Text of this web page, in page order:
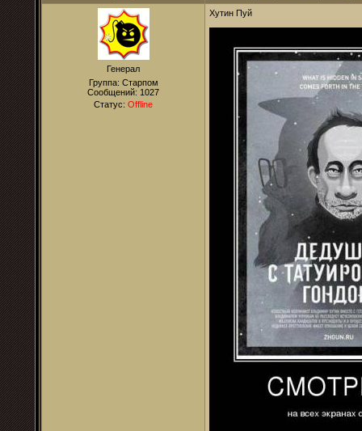
Генерал
Группа: Старпом
Сообщений: 1027
Статус: Offline
Хутин Пуй